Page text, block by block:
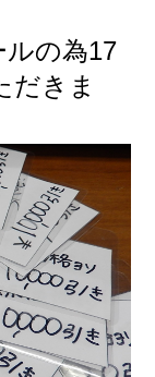
ルの為17
だきま